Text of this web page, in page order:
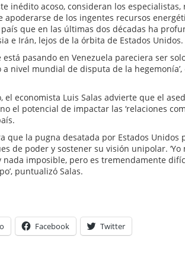
inédito acoso, consideran los
apoderarse de los ingentes recursos
que en las últimas dos décadas ha
e Irán, lejos de la órbita de Estados Unidos.
está pasando en Venezuela pareciera ser
a nivel mundial de disputa de la
el economista Luis Salas advierte que el
el potencial de impactar las ‘relaciones
que la pugna desatada por Estados
de poder y sostener su visión unipolar.
nada imposible, pero es tremendamente
puntualizó Salas.
Facebook Twitter